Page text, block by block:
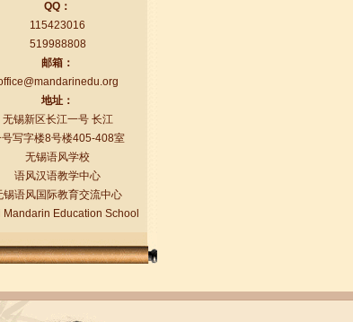
学生Florent
欢无锡语风汉语学校，这里真
单的汉语学习方法，我学习汉
比我原来打算的快得多。我的
们都非常可...
QQ：
115423016
519988808
邮箱：
地址：
无锡新区长江一号 长江
号写字楼8号楼405-408室
无锡语风学校
语风汉语教学中心
锡语风国际教育交流中心
Mandarin Education School